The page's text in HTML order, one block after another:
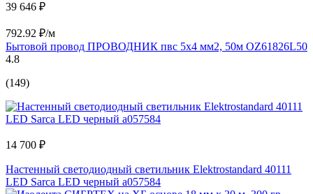
39 646 ₽
792.92 ₽/м
Бытовой провод ПРОВОДНИК пвс 5x4 мм2, 50м OZ61826L50
4.8
(149)
14 700 ₽
Настенный светодиодный светильник Elektrostandard 40111
LED Sarca LED черный a057584